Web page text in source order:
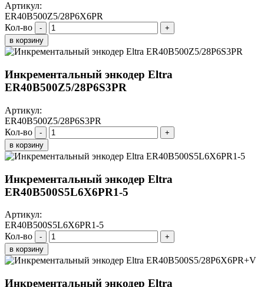
Артикул:
ER40B500Z5/28P6X6PR
Кол-во
-
+
в корзину
Инкрементальный энкодер Eltra
ER40B500Z5/28P6S3PR
Артикул:
ER40B500Z5/28P6S3PR
Кол-во
-
+
в корзину
Инкрементальный энкодер Eltra
ER40B500S5L6X6PR1-5
Артикул:
ER40B500S5L6X6PR1-5
Кол-во
-
+
в корзину
Инкрементальный энкодер Eltra